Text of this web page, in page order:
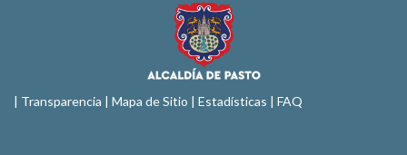
| Transparencia | Mapa de Sitio | Estadísticas | FAQ